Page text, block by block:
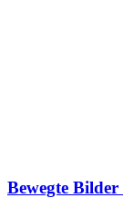
Bewegte